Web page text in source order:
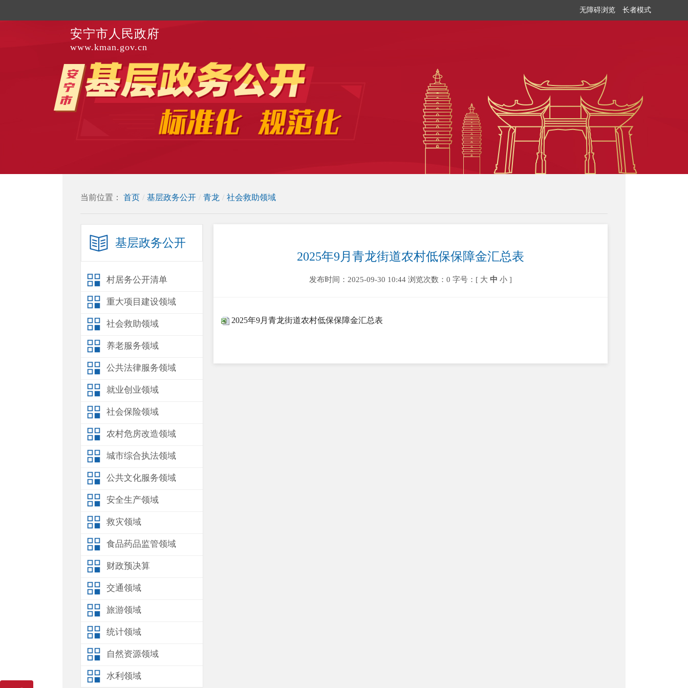
无障碍浏览 长者模式
安宁市人民政府
www.kman.gov.cn
当前位置： 首页 / 基层政务公开 / 青龙 / 社会救助领域
基层政务公开
村居务公开清单
重大项目建设领域
社会救助领域
养老服务领域
公共法律服务领域
就业创业领域
社会保险领域
农村危房改造领域
城市综合执法领域
公共文化服务领域
安全生产领域
救灾领域
食品药品监管领域
财政预决算
交通领域
旅游领域
统计领域
自然资源领域
水利领域
2025年9月青龙街道农村低保保障金汇总表
发布时间：2025-09-30 10:44 浏览次数：0 字号：[ 大 中 小 ]
2025年9月青龙街道农村低保保障金汇总表